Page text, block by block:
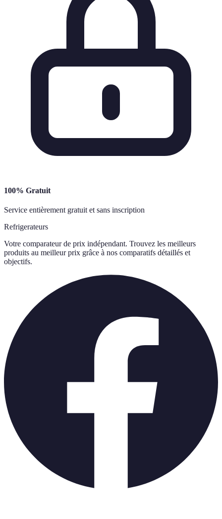
100% Gratuit
Service entièrement gratuit et sans inscription
Refrigerateurs
Votre comparateur de prix indépendant. Trouvez les meilleurs
produits au meilleur prix grâce à nos comparatifs détaillés et
objectifs.